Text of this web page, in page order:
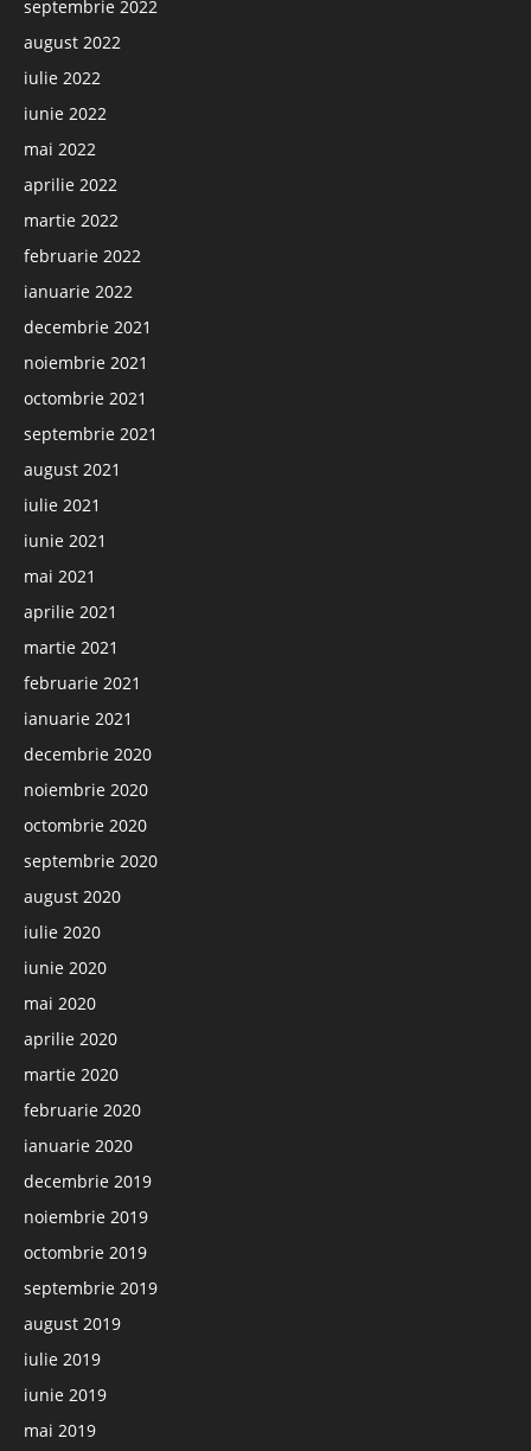
septembrie 2022
august 2022
iulie 2022
iunie 2022
mai 2022
aprilie 2022
martie 2022
februarie 2022
ianuarie 2022
decembrie 2021
noiembrie 2021
octombrie 2021
septembrie 2021
august 2021
iulie 2021
iunie 2021
mai 2021
aprilie 2021
martie 2021
februarie 2021
ianuarie 2021
decembrie 2020
noiembrie 2020
octombrie 2020
septembrie 2020
august 2020
iulie 2020
iunie 2020
mai 2020
aprilie 2020
martie 2020
februarie 2020
ianuarie 2020
decembrie 2019
noiembrie 2019
octombrie 2019
septembrie 2019
august 2019
iulie 2019
iunie 2019
mai 2019